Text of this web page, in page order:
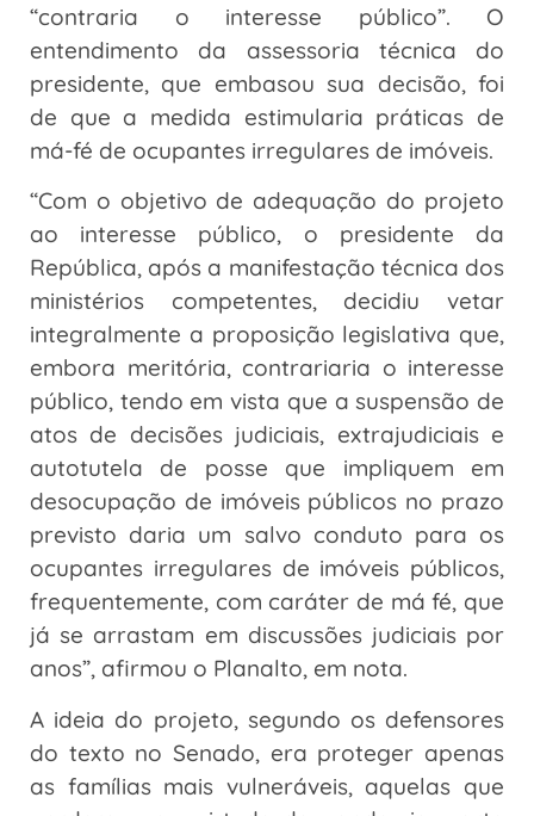
“contraria o interesse público”. O
entendimento da assessoria técnica do
presidente, que embasou sua decisão, foi
de que a medida estimularia práticas de
má-fé de ocupantes irregulares de imóveis.
“Com o objetivo de adequação do projeto
ao interesse público, o presidente da
República, após a manifestação técnica dos
ministérios competentes, decidiu vetar
integralmente a proposição legislativa que,
embora meritória, contrariaria o interesse
público, tendo em vista que a suspensão de
atos de decisões judiciais, extrajudiciais e
autotutela de posse que impliquem em
desocupação de imóveis públicos no prazo
previsto daria um salvo conduto para os
ocupantes irregulares de imóveis públicos,
frequentemente, com caráter de má fé, que
já se arrastam em discussões judiciais por
anos”, afirmou o Planalto, em nota.
A ideia do projeto, segundo os defensores
do texto no Senado, era proteger apenas
as famílias mais vulneráveis, aquelas que